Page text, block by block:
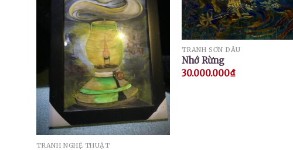
TRANH NGHỆ THUẬT
TRANH SƠN DẦU
Nhớ Rừng
30.000.000₫